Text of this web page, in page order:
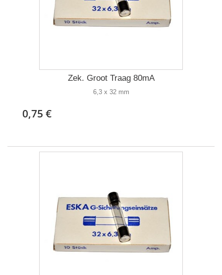
Zek. Groot Traag 80mA
6,3 x 32 mm
0,75 €